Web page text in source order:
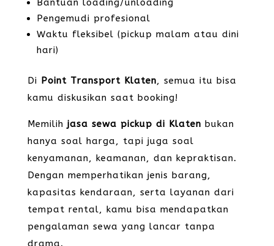
Bantuan loading/unloading
Pengemudi profesional
Waktu fleksibel (pickup malam atau dini
hari)
Di Point Transport Klaten, semua itu bisa
kamu diskusikan saat booking!
Memilih jasa sewa pickup di Klaten bukan
hanya soal harga, tapi juga soal
kenyamanan, keamanan, dan kepraktisan.
Dengan memperhatikan jenis barang,
kapasitas kendaraan, serta layanan dari
tempat rental, kamu bisa mendapatkan
pengalaman sewa yang lancar tanpa
drama.